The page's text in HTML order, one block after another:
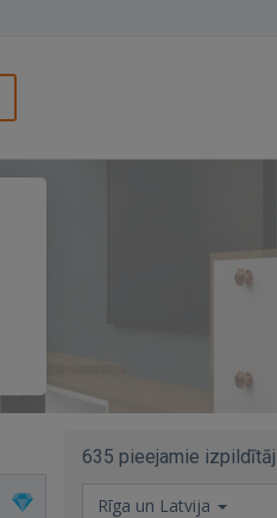
635 pieejamie
Rīga un Latvija